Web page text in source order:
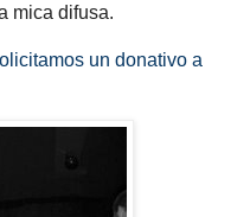
mica difusa.
un donativo a